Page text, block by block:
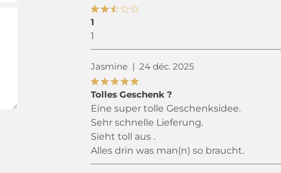
1
1
Jasmine | 24 déc. 2025
Tolles Geschenk ?
Eine super tolle Geschenksidee.
Sehr schnelle Lieferung.
Sieht toll aus .
Alles drin was man(n) so braucht.